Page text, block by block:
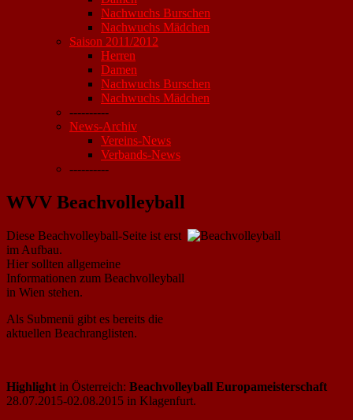
Nachwuchs Burschen
Nachwuchs Mädchen
Saison 2011/2012
Herren
Damen
Nachwuchs Burschen
Nachwuchs Mädchen
----------
News-Archiv
Vereins-News
Verbands-News
----------
WVV Beachvolleyball
Diese Beachvolleyball-Seite ist erst
im Aufbau.
Hier sollten allgemeine
Informationen zum Beachvolleyball
in Wien stehen.
Als Submenü gibt es bereits die
aktuellen Beachranglisten.
Highlight in Österreich: Beachvolleyball Europameisterschaft
28.07.2015-02.08.2015 in Klagenfurt.